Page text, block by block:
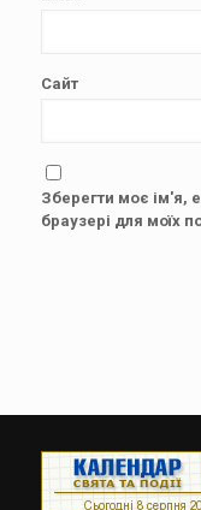
Сайт
Зберегти моє ім'я,
браузері для моїх